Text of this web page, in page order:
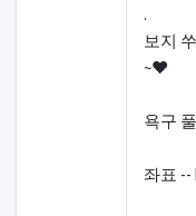
.
보지
~♥
욕구
좌표 --